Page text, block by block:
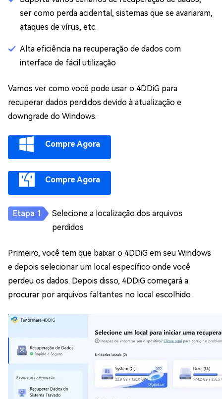
ser como perda acidental, sistemas que se avariaram,
ataques de vírus, etc.
Alta eficiência na recuperação de dados com
interface de fácil utilização
Vamos ver como você pode usar o 4DDiG para
recuperar dados perdidos devido à atualização e
downgrade do Windows.
Compre Agora
Compre Agora
Selecione a localização dos arquivos
perdidos
Primeiro, você tem que baixar o 4DDiG em seu Windows
e depois selecionar um local específico onde você
perdeu os dados. Depois disso, 4DDiG começará a
procurar por arquivos faltantes no local escolhido.